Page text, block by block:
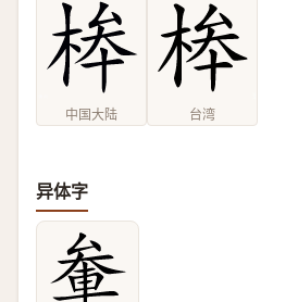
中国大陆 台湾
异体字